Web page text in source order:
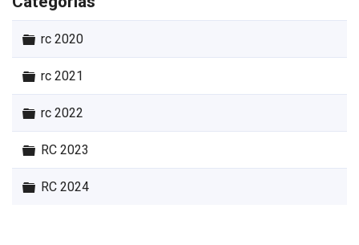
Carpeta
rc 2020
Carpeta
rc 2021
Carpeta
rc 2022
Carpeta
RC 2023
Carpeta
RC 2024